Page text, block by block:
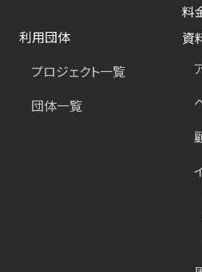
料
利用団体
プロジェクト一覧
団体一覧
資